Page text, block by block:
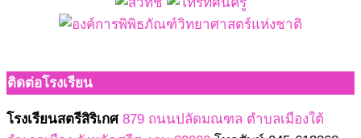
ติดต่อโรงเรียน
โรงเรียนสตรีสิริเกศ 879 ถนนปลัดมณฑล ตำบลเมืองใต้